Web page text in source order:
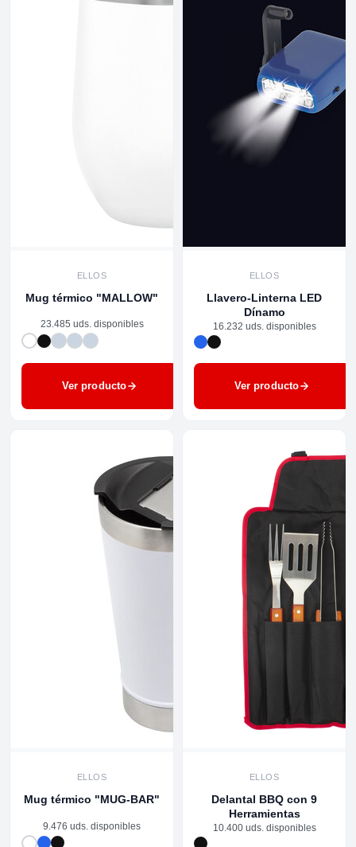
ELLOS
Mug térmico "MALLOW"
23.485 uds. disponibles
Ver producto
ELLOS
Llavero-Linterna LED
Dínamo
16.232 uds. disponibles
Ver producto
ELLOS
Mug térmico "MUG-BAR"
9.476 uds. disponibles
ELLOS
Delantal BBQ con 9
Herramientas
10.400 uds. disponibles